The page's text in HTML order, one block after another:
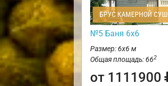
БРУС КАМЕРНОЙ
№5 Баня 6х6
Размер: 6х6 м
Общая площадь: 662
от 1111900